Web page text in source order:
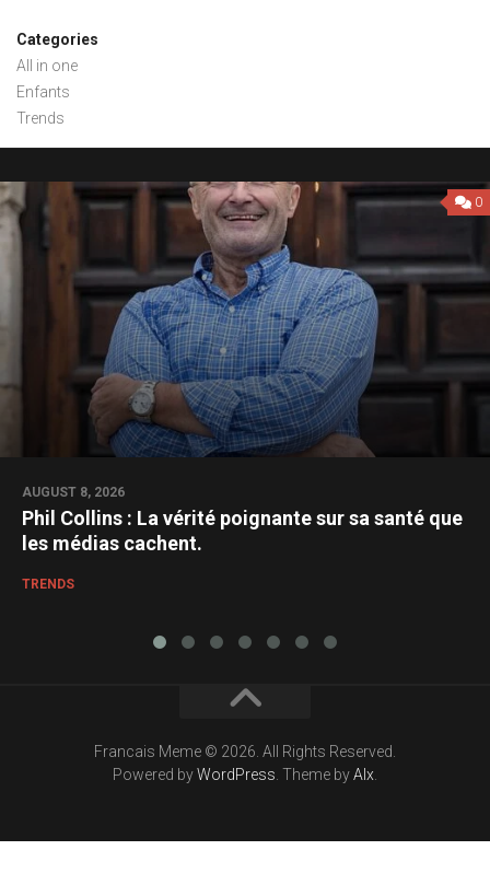
Categories
All in one
Enfants
Trends
0
AUGUST 8, 2026
Phil Collins : La vérité poignante sur sa santé que
les médias cachent.
TRENDS
Francais Meme © 2026. All Rights Reserved.
Powered byWordPress. Theme byAlx.